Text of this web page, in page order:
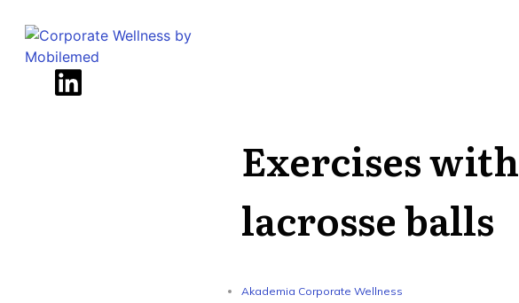
Exercises with
lacrosse balls
Akademia Corporate Wellness